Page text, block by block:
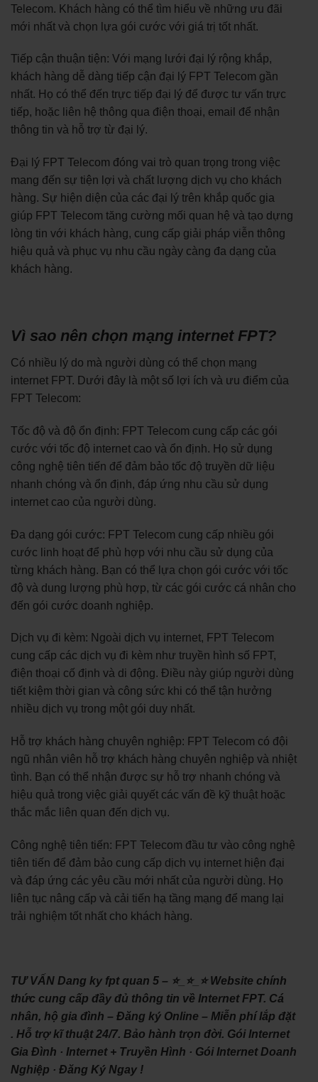
Telecom. Khách hàng có thể tìm hiểu về những ưu đãi
mới nhất và chọn lựa gói cước với giá trị tốt nhất.
Tiếp cận thuận tiện: Với mạng lưới đại lý rộng khắp,
khách hàng dễ dàng tiếp cận đại lý FPT Telecom gần
nhất. Họ có thể đến trực tiếp đại lý để được tư vấn trực
tiếp, hoặc liên hệ thông qua điện thoại, email để nhận
thông tin và hỗ trợ từ đại lý.
Đại lý FPT Telecom đóng vai trò quan trọng trong việc
mang đến sự tiện lợi và chất lượng dịch vụ cho khách
hàng. Sự hiện diện của các đại lý trên khắp quốc gia
giúp FPT Telecom tăng cường mối quan hệ và tạo dựng
lòng tin với khách hàng, cung cấp giải pháp viễn thông
hiệu quả và phục vụ nhu cầu ngày càng đa dạng của
khách hàng.
Vì sao nên chọn mạng internet FPT?
Có nhiều lý do mà người dùng có thể chọn mạng
internet FPT. Dưới đây là một số lợi ích và ưu điểm của
FPT Telecom:
Tốc độ và độ ổn định: FPT Telecom cung cấp các gói
cước với tốc độ internet cao và ổn định. Họ sử dụng
công nghệ tiên tiến để đảm bảo tốc độ truyền dữ liệu
nhanh chóng và ổn định, đáp ứng nhu cầu sử dụng
internet cao của người dùng.
Đa dạng gói cước: FPT Telecom cung cấp nhiều gói
cước linh hoạt để phù hợp với nhu cầu sử dụng của
từng khách hàng. Bạn có thể lựa chọn gói cước với tốc
độ và dung lượng phù hợp, từ các gói cước cá nhân cho
đến gói cước doanh nghiệp.
Dịch vụ đi kèm: Ngoài dịch vụ internet, FPT Telecom
cung cấp các dịch vụ đi kèm như truyền hình số FPT,
điện thoại cố định và di động. Điều này giúp người dùng
tiết kiệm thời gian và công sức khi có thể tận hưởng
nhiều dịch vụ trong một gói duy nhất.
Hỗ trợ khách hàng chuyên nghiệp: FPT Telecom có đội
ngũ nhân viên hỗ trợ khách hàng chuyên nghiệp và nhiệt
tình. Bạn có thể nhận được sự hỗ trợ nhanh chóng và
hiệu quả trong việc giải quyết các vấn đề kỹ thuật hoặc
thắc mắc liên quan đến dịch vụ.
Công nghệ tiên tiến: FPT Telecom đầu tư vào công nghệ
tiên tiến để đảm bảo cung cấp dịch vụ internet hiện đại
và đáp ứng các yêu cầu mới nhất của người dùng. Họ
liên tục nâng cấp và cải tiến hạ tầng mạng để mang lại
trải nghiệm tốt nhất cho khách hàng.
TƯ VẤN Dang ky fpt quan 5 – ⭐_⭐_⭐ Website chính
thức cung cấp đầy đủ thông tin về Internet FPT. Cá
nhân, hộ gia đình – Đăng ký Online – Miễn phí lắp đặt
. Hỗ trợ kĩ thuật 24/7. Bảo hành trọn đời. ‎Gói Internet
Gia Đình · ‎Internet + Truyền Hình · ‎Gói Internet Doanh
Nghiệp · ‎Đăng Ký Ngay !